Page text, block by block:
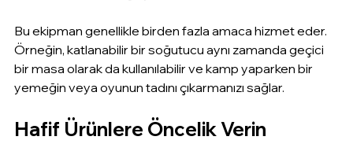
Bu ekipman genellikle birden fazla amaca hizmet eder.
Örneğin, katlanabilir bir soğutucu aynı zamanda geçici
bir masa olarak da kullanılabilir ve kamp yaparken bir
yemeğin veya oyunun tadını çıkarmanızı sağlar.
Hafif Ürünlere Öncelik Verin